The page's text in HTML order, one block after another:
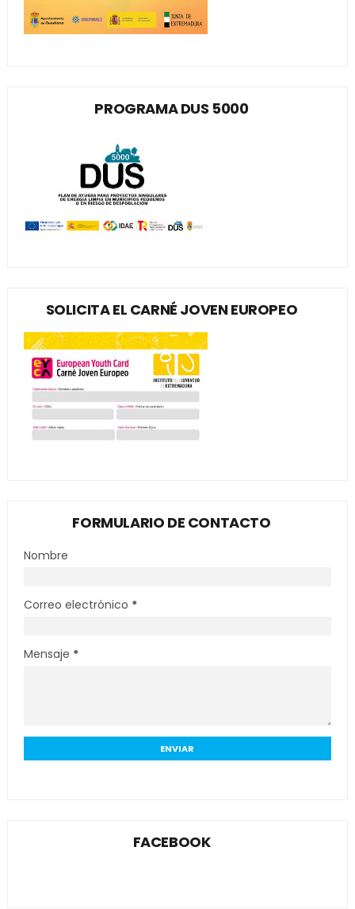
PROGRAMA DUS 5000
SOLICITA EL CARNÉ JOVEN EUROPEO
FORMULARIO DE CONTACTO
Nombre
Correo electrónico *
Mensaje *
FACEBOOK